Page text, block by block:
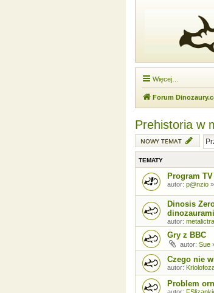
Więcej…
Forum
Prehistoria w
NOWY TEMAT
TEMATY
Program TV
autor: p@nzio »
Dinosis
dinozaurami
autor:
Gry z BBC
autor: Sue
Czego nie
autor:
Problem